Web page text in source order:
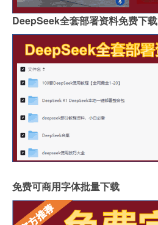
DeepSeek全套部署资料免费下载
免费可商用字体批量下载